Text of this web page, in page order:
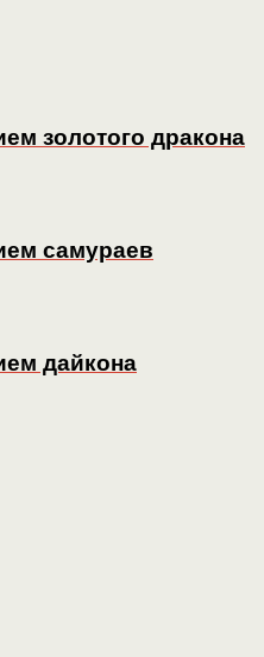
золотого дракона
самураев
дайкона